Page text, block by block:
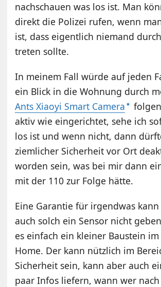
nachschauen was los ist. Man
direkt die Polizei rufen, wenn
ist, dass eigentlich niemand
treten sollte.
In meinem Fall würde auf jeden
ein Blick in die Wohnung durch
Ants Xiaoyi Smart Camera
aktiv wie eingerichtet, sehe ich
los ist und wenn nicht, dann
ziemlicher Sicherheit vor Ort
worden sein, was bei mir dann
mit der 110 zur Folge hätte.
Eine Garantie für irgendwas
auch solch ein Sensor nicht
es einfach ein kleiner Baustein
Home. Der kann nützlich im
Sicherheit sein, kann aber auch
paar Infos liefern, wann wer nach